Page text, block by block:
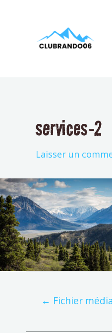
services-2
Laisser un
l’article
← Fichier